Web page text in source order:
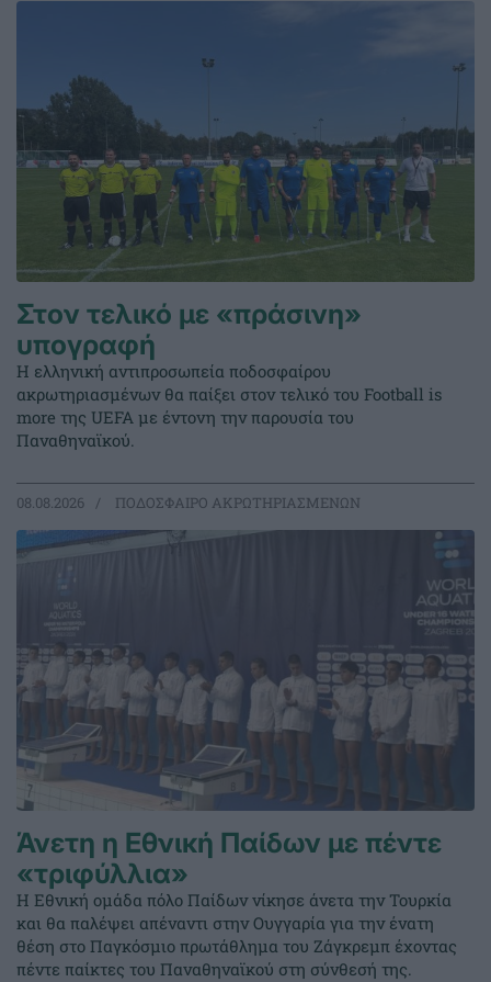
Στον τελικό με «πράσινη»
υπογραφή
Η ελληνική αντιπροσωπεία ποδοσφαίρου
ακρωτηριασμένων θα παίξει στον τελικό του Football is
more της UEFA με έντονη την παρουσία του
Παναθηναϊκού.
08.08.2026 ΠΟΔΟΣΦΑΙΡΟ ΑΚΡΩΤΗΡΙΑΣΜΕΝΩΝ
Άνετη η Εθνική Παίδων με πέντε
«τριφύλλια»
Η Εθνική ομάδα πόλο Παίδων νίκησε άνετα την Τουρκία
και θα παλέψει απέναντι στην Ουγγαρία για την ένατη
θέση στο Παγκόσμιο πρωτάθλημα του Ζάγκρεμπ έχοντας
πέντε παίκτες του Παναθηναϊκού στη σύνθεσή της.